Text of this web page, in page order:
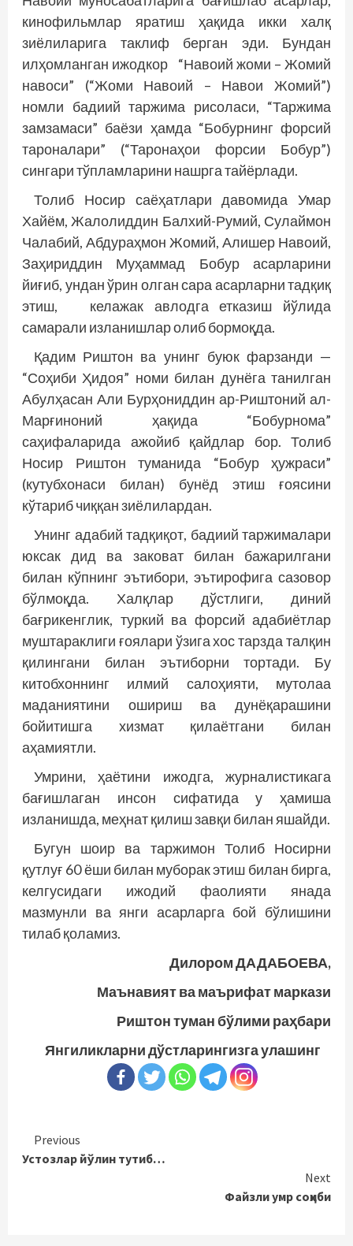
кинофильмлар яратиш ҳақида икки халқ
зиёлиларига таклиф берган эди. Бундан
илҳомланган ижодкор “Навоий жоми – Жомий
навоси” (“Жоми Навоий – Навои Жомий”)
номли бадиий таржима рисоласи, “Таржима
замзамаси” баёзи ҳамда “Бобурнинг форсий
тароналари” (“Таронаҳои форсии Бобур”)
сингари тўпламларини нашрга тайёрлади.
Толиб Носир саёҳатлари давомида Умар
Хайём, Жалолиддин Балхий-Румий, Сулаймон
Чалабий, Абдураҳмон Жомий, Алишер Навоий,
Заҳириддин Муҳаммад Бобур асарларини
йиғиб, ундан ўрин олган сара асарларни тадқиқ
этиш, келажак авлодга етказиш йўлида
самарали изланишлар олиб бормоқда.
Қадим Риштон ва унинг буюк фарзанди —
“Соҳиби Ҳидоя” номи билан дунёга танилган
Абулҳасан Али Бурҳониддин ар-Риштоний ал-
Марғиноний ҳақида “Бобурнома”
саҳифаларида ажойиб қайдлар бор. Толиб
Носир Риштон туманида “Бобур ҳужраси”
(кутубхонаси билан) бунёд этиш ғоясини
кўтариб чиққан зиёлилардан.
Унинг адабий тадқиқот, бадиий таржималари
юксак дид ва заковат билан бажарилгани
билан кўпнинг эътибори, эътирофига сазовор
бўлмоқда. Халқлар дўстлиги, диний
бағрикенглик, туркий ва форсий адабиётлар
муштараклиги ғоялари ўзига хос тарзда талқин
қилингани билан эътиборни тортади. Бу
китобхоннинг илмий салоҳияти, мутолаа
маданиятини ошириш ва дунёқарашини
бойитишга хизмат қилаётгани билан
аҳамиятли.
Умрини, ҳаётини ижодга, журналистикага
бағишлаган инсон сифатида у ҳамиша
изланишда, меҳнат қилиш завқи билан яшайди.
Бугун шоир ва таржимон Толиб Носирни
қутлуғ 60 ёши билан муборак этиш билан бирга,
келгусидаги ижодий фаолияти янада
мазмунли ва янги асарларга бой бўлишини
тилаб қоламиз.
Дилором ДАДАБОЕВА,
Маънавият ва маърифат маркази
Риштон туман бўлими раҳбари
Янгиликларни дўстларингизга улашинг
Continue
Reading
Previous
Устозлар йўлин тутиб…
Next
Файзли умр соҳиби